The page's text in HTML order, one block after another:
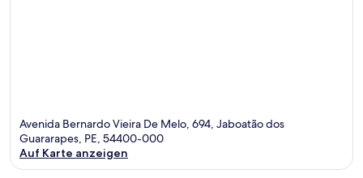
Avenida Bernardo Vieira De Melo, 694, Jaboatão dos
Guararapes, PE, 54400-000
Auf Karte anzeigen